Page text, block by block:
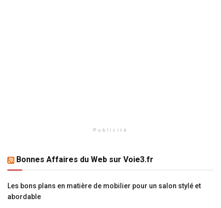
Publicité
Bonnes Affaires du Web sur Voie3.fr
Les bons plans en matière de mobilier pour un salon stylé et
abordable